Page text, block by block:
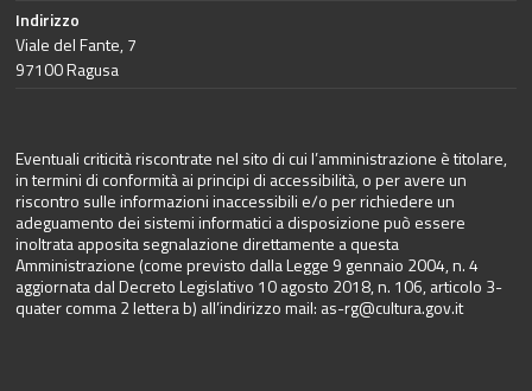
Indirizzo
Viale del Fante, 7
97100 Ragusa
Eventuali criticità riscontrate nel sito di cui l’amministrazione è titolare,
in termini di conformità ai principi di accessibilità, o per avere un
riscontro sulle informazioni inaccessibili e/o per richiedere un
adeguamento dei sistemi informatici a disposizione può essere
inoltrata apposita segnalazione direttamente a questa
Amministrazione (come previsto dalla Legge 9 gennaio 2004, n. 4
aggiornata dal Decreto Legislativo 10 agosto 2018, n. 106, articolo 3-
quater comma 2 lettera b) all’indirizzo mail: as-rg@cultura.gov.it